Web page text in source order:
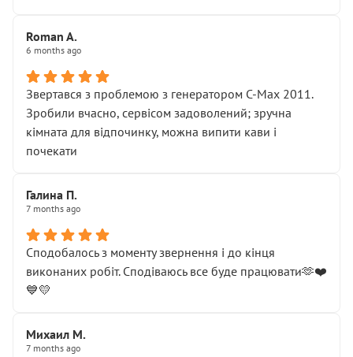
Roman A.
6 months ago
Звертався з проблемою з генератором C-Max 2011.
Зробили вчасно, сервісом задоволений; зручна
кімната для відпочинку, можна випити кави і
почекати
Галина П.
7 months ago
Сподобалось з моменту звернення і до кінця
виконаних робіт. Сподіваюсь все буде працювати🫶❤️
💙💛
Михаил М.
7 months ago